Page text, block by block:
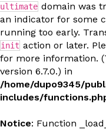
ultimate domain was
an indicator for some
running too early.
init action or later.
for more information.
version 6.7.0.) in
/home/dupo9345/
includes/
Notice: Function